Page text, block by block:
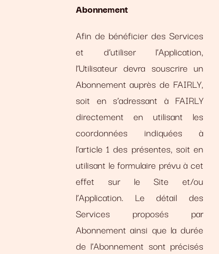
Abonnement
Afin de bénéficier des Services
et d’utiliser l’Application,
l’Utilisateur devra souscrire un
Abonnement auprès de FAIRLY,
soit en s’adressant à FAIRLY
directement en utilisant les
coordonnées indiquées à
l’article 1 des présentes, soit en
utilisant le formulaire prévu à cet
effet sur le Site et/ou
l’Application. Le détail des
Services proposés par
Abonnement ainsi que la durée
de l’Abonnement sont précisés